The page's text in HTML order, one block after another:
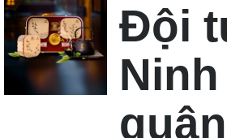
Đội